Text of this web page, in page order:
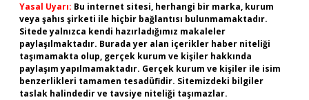
Yasal Uyarı: Bu internet sitesi, herhangi bir marka, kurum
veya şahıs şirketi ile hiçbir bağlantısı bulunmamaktadır.
Sitede yalnızca kendi hazırladığımız makaleler
paylaşılmaktadır. Burada yer alan içerikler haber niteliği
taşımamakta olup, gerçek kurum ve kişiler hakkında
paylaşım yapılmamaktadır. Gerçek kurum ve kişiler ile isim
benzerlikleri tamamen tesadüfidir. Sitemizdeki bilgiler
taslak halindedir ve tavsiye niteliği taşımazlar.